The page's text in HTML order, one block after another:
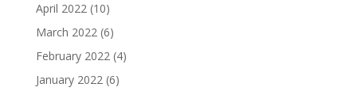
April 2022(10)
March 2022(6)
February 2022(4)
January 2022(6)